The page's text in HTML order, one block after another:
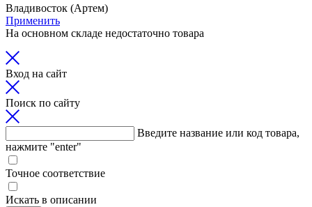
Владивосток (Артем)
Применить
На основном складе недостаточно товара
Вход на сайт
Поиск по сайту
Введите название или код товара,
нажмите "enter"
Точное соответствие
Искать в описании